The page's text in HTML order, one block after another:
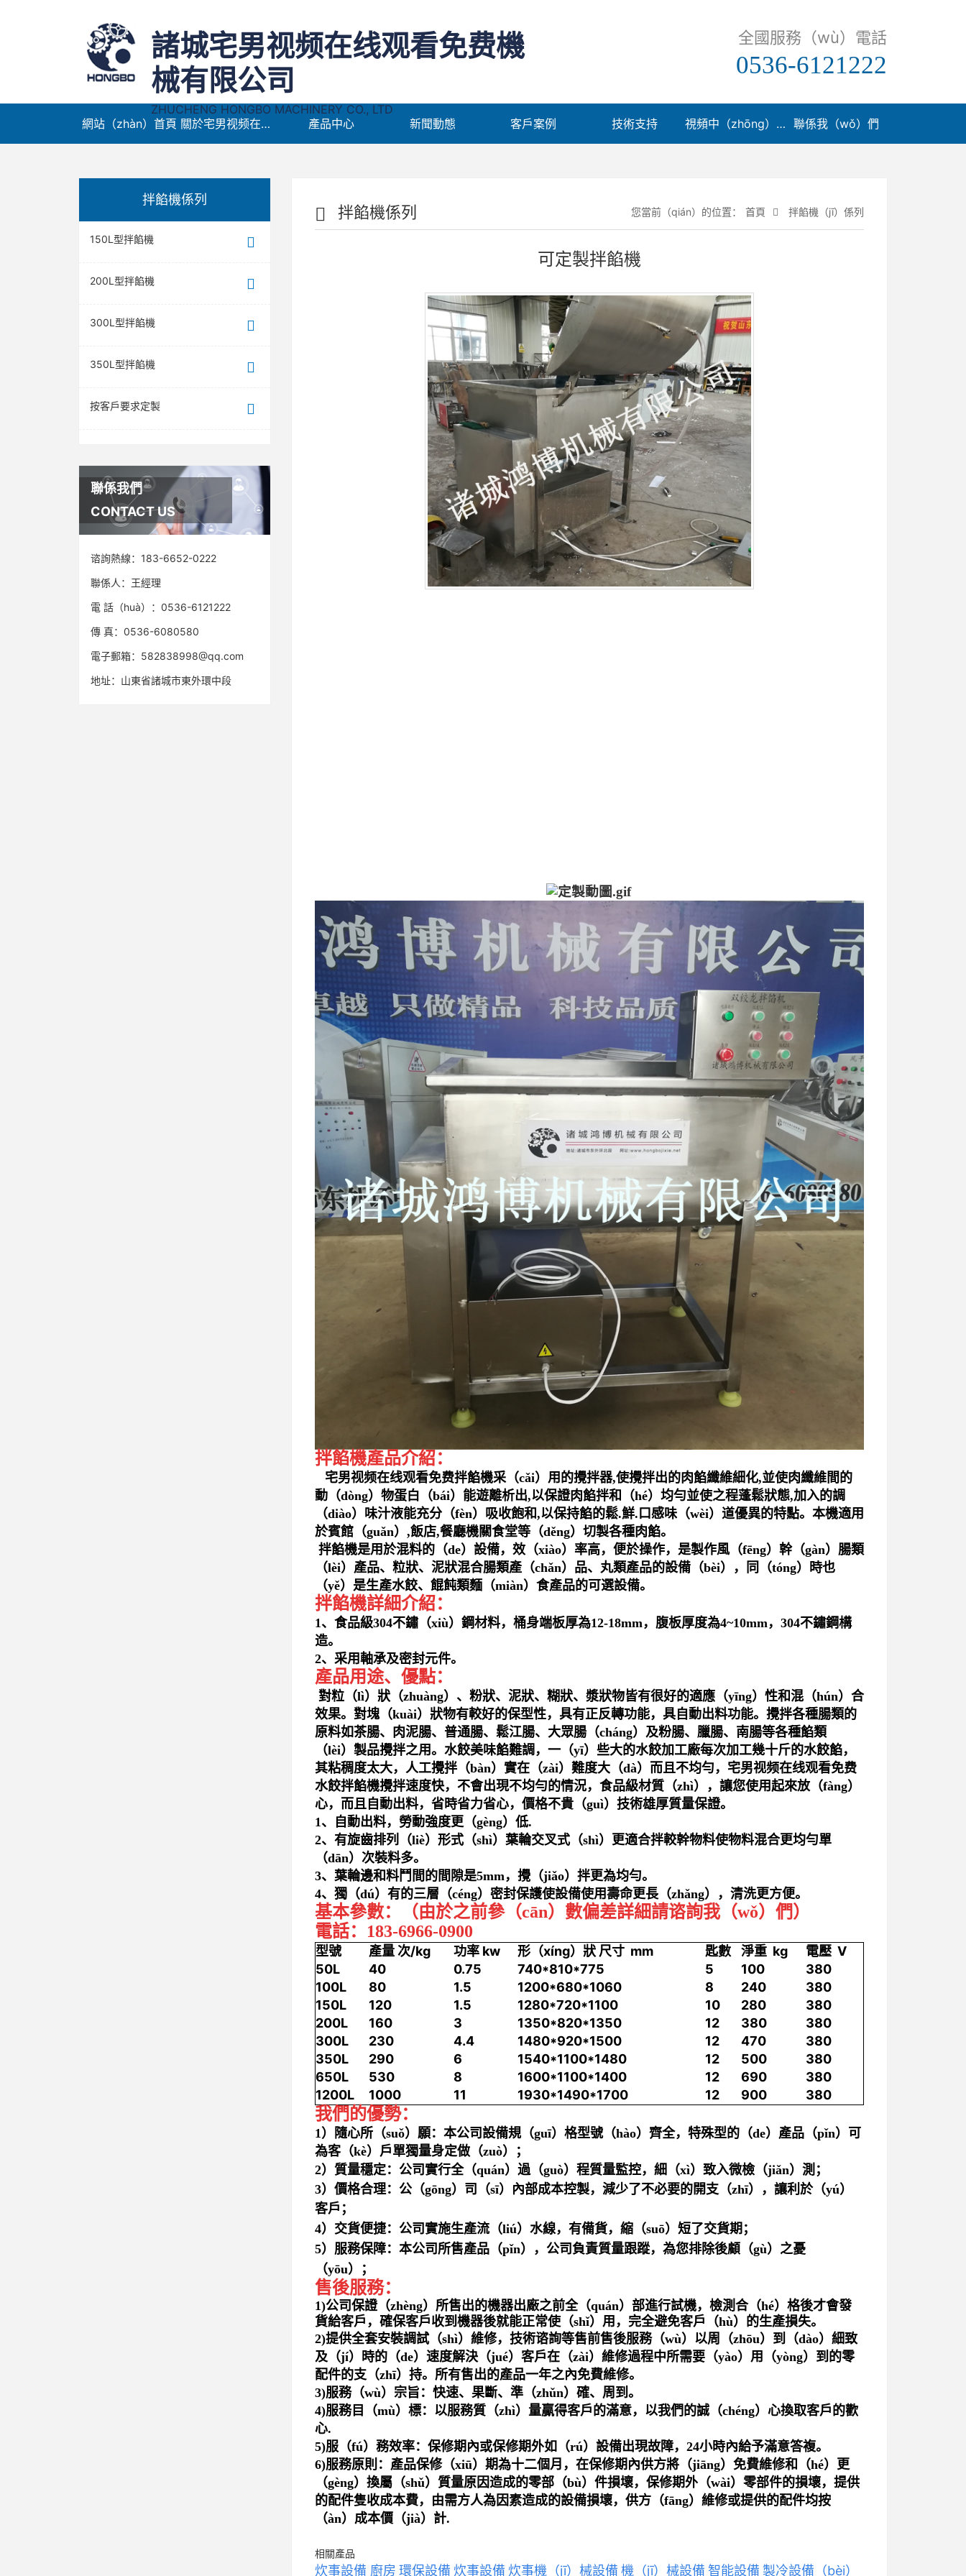
諸城宅男视频在线观看免费機
械有限公司
ZHUCHENG HONGBO MACHINERY CO., LTD
全國服務（wù）電話
0536-6121222
網站（zhàn）首頁 關於宅男视频在线观看免费 產品中心 新聞動態 客戶案例 技術支持 視頻中（zhōng）心（xīn） 聯係我（wǒ）們
拌餡機係列
150L型拌餡機
200L型拌餡機
300L型拌餡機
350L型拌餡機
按客戶要求定製
聯係我們
CONTACT US
谘詢熱線： 183-6652-0222
聯係人： 王經理
電 話（huà）：0536-6121222
傳 真： 0536-6080580
電子郵箱：582838998@qq.com
地址：山東省諸城市東外環中段
拌餡機係列 您當前（qián）的位置： 首頁 拌餡機（jī）係列
可定製拌餡機
拌餡機產品介紹：
宅男视频在线观看免费拌餡機采（cǎi）用的攪拌器,使攪拌出的肉餡纖維細化,並使肉纖維間的
動（dòng）物蛋白（bái）能遊離析出,以保證肉餡拌和（hé）均勻並使之程蓬鬆狀態,加入的調
（diào）味汁液能充分（fèn）吸收飽和,以保持餡的鬆.鮮.口感味（wèi）道優異的特點。本機適用
於賓館（guǎn）,飯店,餐廳機關食堂等（děng）切製各種肉餡。
拌餡機是用於混料的（de）設備，效（xiào）率高，便於操作，是製作風（fēng）幹（gàn）腸類
（lèi）產品、粒狀、泥狀混合腸類產（chǎn）品、丸類產品的設備（bèi），同（tóng）時也
（yě）是生產水餃、餛飩類麵（miàn）食產品的可選設備。
拌餡機詳細介紹：
1、食品級304不鏽（xiù）鋼材料，桶身端板厚為12-18mm，腹板厚度為4~10mm，304不鏽鋼構
造。
2、采用軸承及密封元件。
產品用途、優點：
對粒（lì）狀（zhuàng）、粉狀、泥狀、糊狀、漿狀物皆有很好的適應（yīng）性和混（hún）合
效果。對塊（kuài）狀物有較好的保型性，具有正反轉功能，具自動出料功能。攪拌各種腸類的
原料如茶腸、肉泥腸、普通腸、鬆江腸、大眾腸（cháng）及粉腸、臘腸、南腸等各種餡類
（lèi）製品攪拌之用。水餃美味餡難調，一（yī）些大的水餃加工廠每次加工幾十斤的水餃餡，
其粘稠度太大，人工攪拌（bàn）實在（zài）難度大（dà）而且不均勻，宅男视频在线观看免费
水餃拌餡機攪拌速度快，不會出現不均勻的情況，食品級材質（zhì），讓您使用起來放（fàng）
心，而且自動出料，省時省力省心，價格不貴（guì）技術雄厚質量保證。
1、自動出料，勞動強度更（gèng）低.
2、有旋齒排列（liè）形式（shì）葉輪交叉式（shì）更適合拌較幹物料使物料混合更均勻單
（dān）次裝料多。
3、葉輪邊和料鬥間的間隙是5mm，攪（jiǎo）拌更為均勻。
4、獨（dú）有的三層（céng）密封保護使設備使用壽命更長（zhǎng），清洗更方便。
基本參數：（由於之前參（cān）數偏差詳細請谘詢我（wǒ）們）
電話：183-6966-0900
型號 產量 次/kg 功率 kw 形（xíng）狀 尺寸 mm 匙數 淨重 kg
電壓 V
50L
40 0.75 740*810*775 5 100
380
100L
80 1.5 1200*680*1060 8 240
380
150L
120 1.5 1280*720*1100 10 280
380
200L
160 3 1350*820*1350 12 380
380
300L
230 4.4 1480*920*1500 12 470
380
350L
290 6 1540*1100*1480 12 500
380
650L
530 8 1600*1100*1400 12 690
380
1200L
1000 11 1930*1490*1700 12 900 380
我們的優勢：
1）隨心所（suǒ）願：本公司設備規（guī）格型號（hào）齊全，特殊型的（de）產品（pǐn）可
為客（kè）戶單獨量身定做（zuò）；
2）質量穩定：公司實行全（quán）過（guò）程質量監控，細（xì）致入微檢（jiǎn）測；
3）價格合理：公（gōng）司（sī）內部成本控製，減少了不必要的開支（zhī），讓利於（yú）
客戶；
4）交貨便捷：公司實施生產流（liú）水線，有備貨，縮（suō）短了交貨期；
5）服務保障：本公司所售產品（pǐn），公司負責質量跟蹤，為您排除後顧（gù）之憂
（yōu）；
售後服務：
1)公司保證（zhèng）所售出的機器出廠之前全（quán）部進行試機，檢測合（hé）格後才會發
貨給客戶，確保客戶收到機器後就能正常使（shǐ）用，完全避免客戶（hù）的生產損失。
2)提供全套安裝調試（shì）維修，技術谘詢等售前售後服務（wù）以周（zhōu）到（dào）細致
及（jí）時的（de）速度解決（jué）客戶在（zài）維修過程中所需要（yào）用（yòng）到的零
配件的支（zhī）持。所有售出的產品一年之內免費維修。
3)服務（wù）宗旨：快速、果斷、準（zhǔn）確、周到。
4)服務目（mù）標：以服務質（zhì）量贏得客戶的滿意，以我們的誠（chéng）心換取客戶的歡
心.
5)服（fú）務效率：保修期內或保修期外如（rú）設備出現故障，24小時內給予滿意答複。
6)服務原則：產品保修（xiū）期為十二個月，在保修期內供方將（jiāng）免費維修和（hé）更
（gèng）換屬（shǔ）質量原因造成的零部（bù）件損壞，保修期外（wài）零部件的損壞，提供
的配件隻收成本費，由需方人為因素造成的設備損壞，供方（fāng）維修或提供的配件均按
（àn）成本價（jià）計.
相關產品
炊事設備 廚房 環保設備 炊事設備 炊事機（jī）械設備 機（jī）械設備 智能設備 製冷設備（bèi）